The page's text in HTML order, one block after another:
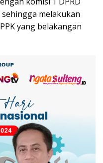
melakukan
yang belakangan